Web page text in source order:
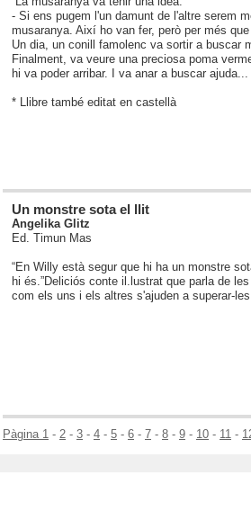
- Si ens pugem l'un damunt de l'altre serem
musaranya. Així ho van fer, però per més
Un dia, un conill famolenc va sortir a buscar
Finalment, va veure una preciosa poma
hi va poder arribar. I va anar a buscar
* Llibre també editat en castellà
Un monstre sota el llit
Angelika Glitz
Ed. Timun Mas
“En Willy està segur que hi ha un monstre
hi és.”Deliciós conte il.lustrat que parla de
com els uns i els altres s'ajuden a superar-
Pàgina 1 - 2 - 3 - 4 - 5 - 6 - 7 - 8 - 9 - 10 - 11 -